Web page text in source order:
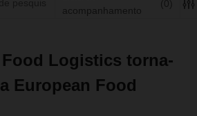
acompanhamento
(0)
Logistics torna-
European Food